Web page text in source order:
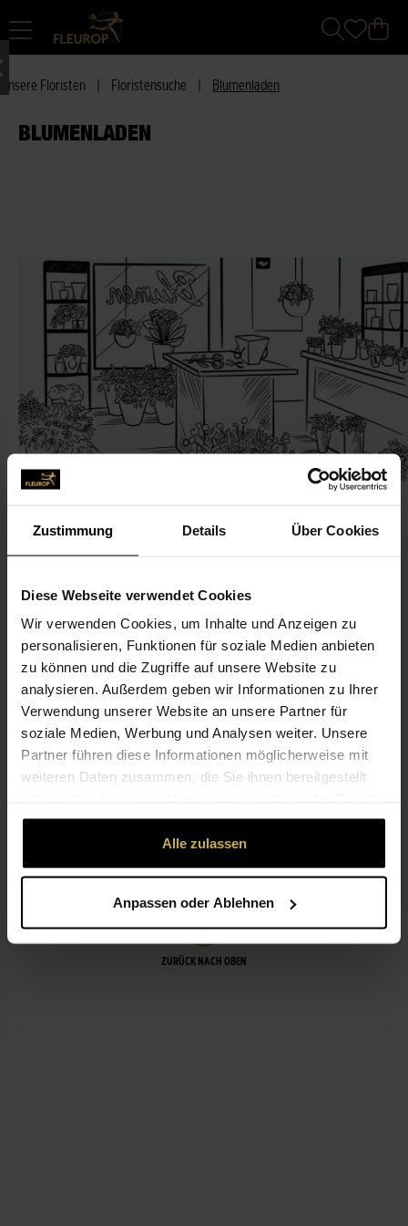
Zustimmung Details Über Cookies
Diese Webseite verwendet Cookies
Wir verwenden Cookies, um Inhalte und Anzeigen zu
personalisieren, Funktionen für soziale Medien anbieten
zu können und die Zugriffe auf unsere Website zu
analysieren. Außerdem geben wir Informationen zu Ihrer
Verwendung unserer Website an unsere Partner für
soziale Medien, Werbung und Analysen weiter. Unsere
Partner führen diese Informationen möglicherweise mit
weiteren Daten zusammen, die Sie ihnen bereitgestellt
gesammelt haben.
Alle zulassen
Anpassen oder Ablehnen
Unsere Floristen Floristensuche Blumenladen
BLUMENLADEN
KONTAKT
Blumenladen
Brennenstuhl, Stephan
Marktplatz 12
75223 Niefern-Öschelbronn
07233-60 86
blumen.brennenstuhl@web.de
LEISTUNGEN
ZURÜCK NACH OBEN